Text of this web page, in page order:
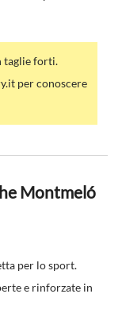
taglie forti.
per conoscere
Montmeló
per lo sport.
e rinforzate in